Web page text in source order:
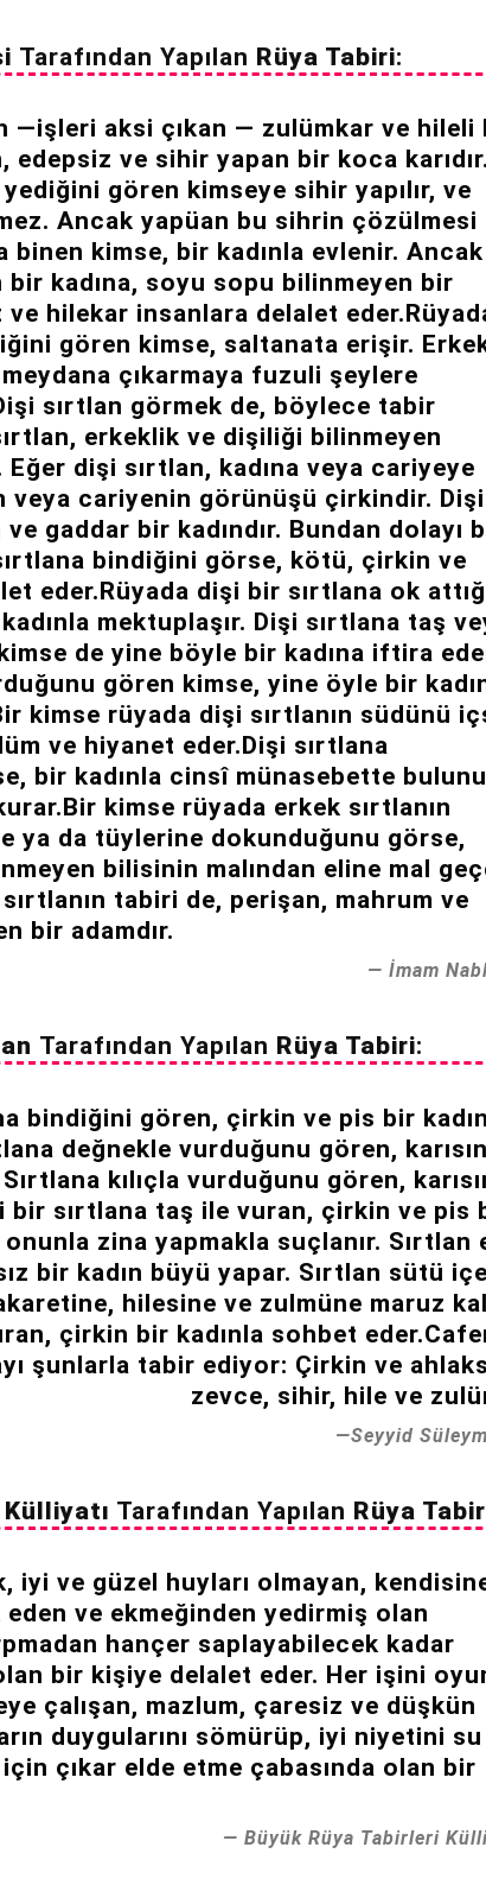
Tarafından Yapılan Rüya Tabiri:
—işleri aksi çıkan — zulümkar ve hileli
edepsiz ve sihir yapan bir koca karıdır.
gören kimseye sihir yapılır, ve
Ancak yapüan bu sihrin çözülmesi
binen kimse, bir kadınla evlenir. Ancak
kadına, soyu sopu bilinmeyen bir
ve hilekar insanlara delalet
gören kimse, saltanata erişir.
çıkarmaya fuzuli şeylere
sırtlan görmek de, böylece tabir
erkeklik ve dişiliği bilinmeyen
dişi sırtlan, kadına veya cariyeye
veya cariyenin görünüşü çirkindir. Dişi
gaddar bir kadındır. Bundan dolayı
bindiğini görse, kötü, çirkin ve
eder.Rüyada dişi bir sırtlana ok
mektuplaşır. Dişi sırtlana taş
de yine böyle bir kadına iftira
gören kimse, yine öyle bir
kimse rüyada dişi sırtlanın südünü
ve hiyanet eder.Dişi sırtlana
bir kadınla cinsî münasebette
kimse rüyada erkek sırtlanın
ya da tüylerine dokunduğunu görse,
bilisinin malından eline mal
tabiri de, perişan, mahrum ve
bir adamdır.
İmam
Tarafından Yapılan Rüya Tabiri:
bindiğini gören, çirkin ve pis bir
değnekle vurduğunu gören,
kılıçla vurduğunu gören,
bir sırtlana taş ile vuran, çirkin ve pis
zina yapmakla suçlanır. Sırtlan
bir kadın büyü yapar. Sırtlan sütü
hilesine ve zulmüne maruz
çirkin bir kadınla sohbet
şunlarla tabir ediyor: Çirkin ve
zevce, sihir, hile ve
Seyyid
Tarafından Yapılan Rüya
iyi ve güzel huyları olmayan,
ve ekmeğinden yedirmiş olan
hançer saplayabilecek kadar
bir kişiye delalet eder. Her işini
çalışan, mazlum, çaresiz ve düşkün
duygularını sömürüp, iyi niyetini su
çıkar elde etme çabasında olan bir
Büyük Rüya Tabirleri